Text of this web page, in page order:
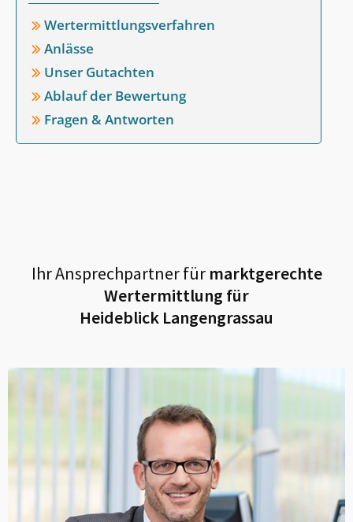
Wertermittlungsverfahren
Anlässe
Unser Gutachten
Ablauf der Bewertung
Fragen & Antworten
Ihr Ansprechpartner fürmarktgerechte
Wertermittlung für
Heideblick Langengrassau